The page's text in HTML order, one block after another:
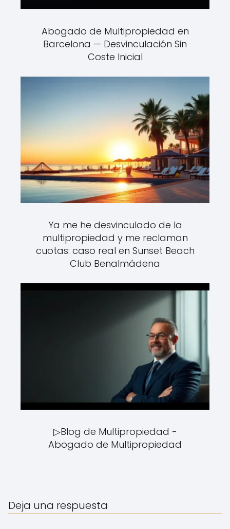
Abogado de Multipropiedad en
Barcelona — Desvinculación Sin
Coste Inicial
Ya me he desvinculado de la
multipropiedad y me reclaman
cuotas: caso real en Sunset Beach
Club Benalmádena
▷Blog de Multipropiedad -
Abogado de Multipropiedad
Deja una respuesta